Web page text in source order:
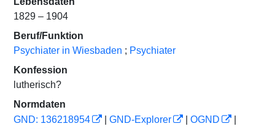
1829 – 1904
Beruf/Funktion
Psychiater in Wiesbaden ; Psychiater
Konfession
lutherisch?
Normdaten
GND: 136218954
GND-Explorer OGND